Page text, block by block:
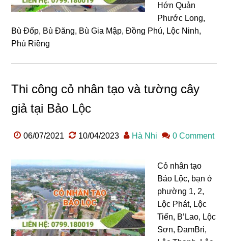
Hớn Quản
Phước Long,
Bù Đốp, Bù Đăng, Bù Gia Mập, Đồng Phú, Lộc Ninh,
Phú Riềng
Thi công cỏ nhân tạo và tường cây
giả tại Bảo Lộc
06/07/2021 10/04/2023 Hà Nhi 0 Comment
Cỏ nhân tạo
Bảo Lộc, bạn ở
phường 1, 2,
Lộc Phát, Lộc
Tiến, B’Lao, Lộc
Sơn, ĐamBri,